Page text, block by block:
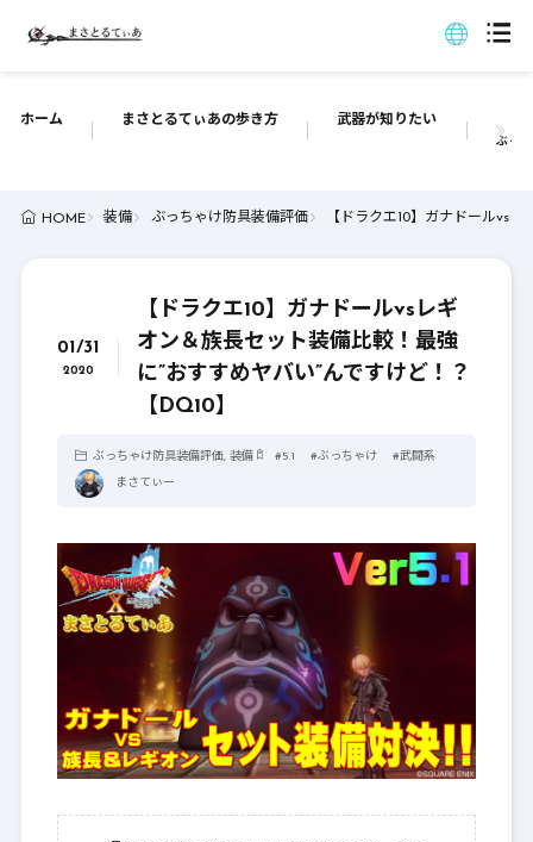
ホーム まさとるてぃあの歩き方 武器が知りたい
ぶっ
HOME 装備 ぶっちゃけ防具装備評価 【ドラクエ10】ガナドールvs
01/31
2020
【ドラクエ10】ガナドールvsレギ
オン＆族長セット装備比較！最強
に”おすすめヤバい”んですけど！？
【DQ10】
ぶっちゃけ防具装備評価, 装備 #5.1 #ぶっちゃけ #武闘系
まさてぃー